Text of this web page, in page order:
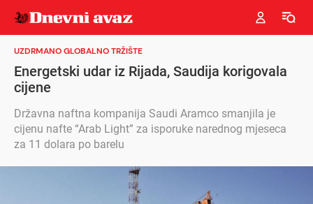
UZDRMANO GLOBALNO TRŽIŠTE
Energetski udar iz Rijada, Saudija korigovala
cijene
Državna naftna kompanija Saudi Aramco smanjila je
cijenu nafte “Arab Light” za isporuke narednog mjeseca
za 11 dolara po barelu